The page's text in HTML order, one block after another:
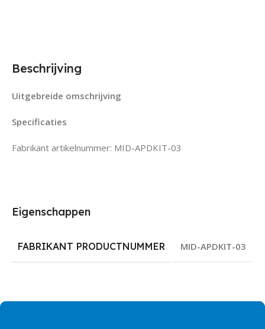
Beschrijving
Uitgebreide omschrijving
Specificaties
Fabrikant artikelnummer: MID-APDKIT-03
Eigenschappen
FABRIKANT PRODUCTNUMMER MID-APDKIT-03